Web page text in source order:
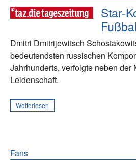
Star-
Dmitri Dmitrijewitsch
bedeutendsten russischen
Jahrhunderts, verfolgte neben der
Leidenschaft.
Weiterlesen
Fans